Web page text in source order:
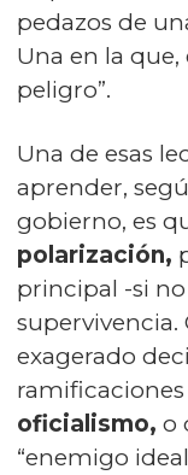
pedazos de
Una en la que,
peligro”.
Una de esas
aprender,
gobierno, es
polarización,
principal -si
supervivencia.
exagerado
oficialismo, o
“enemigo